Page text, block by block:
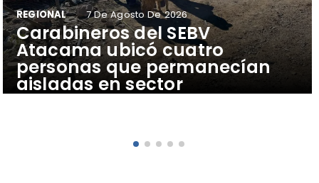
Carabineros del SEBV
Atacama ubicó cuatro
personas que permanecían
aisladas en sector
precordillerano de Vallenar
REGIONAL 7 De Agosto De 2026